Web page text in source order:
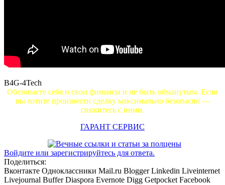
B4G-4Tech
Обезопасте себя и свои финансы и не быть обманутым. Если
вы хотите произвести сделку максимально безопасно —
свяжитесь с ними.
ГАРАНТ СЕРВИС
Войдите или зарегистрируйтесь для ответа.
Поделиться:
Вконтакте Одноклассники Mail.ru Blogger Linkedin Liveinternet
Livejournal Buffer Diaspora Evernote Digg Getpocket Facebook